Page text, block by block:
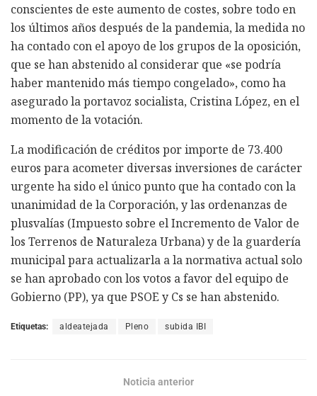
conscientes de este aumento de costes, sobre todo en
los últimos años después de la pandemia, la medida no
ha contado con el apoyo de los grupos de la oposición,
que se han abstenido al considerar que «se podría
haber mantenido más tiempo congelado», como ha
asegurado la portavoz socialista, Cristina López, en el
momento de la votación.
La modificación de créditos por importe de 73.400
euros para acometer diversas inversiones de carácter
urgente ha sido el único punto que ha contado con la
unanimidad de la Corporación, y las ordenanzas de
plusvalías (Impuesto sobre el Incremento de Valor de
los Terrenos de Naturaleza Urbana) y de la guardería
municipal para actualizarla a la normativa actual solo
se han aprobado con los votos a favor del equipo de
Gobierno (PP), ya que PSOE y Cs se han abstenido.
Etiquetas: aldeatejada Pleno subida IBI
Noticia anterior